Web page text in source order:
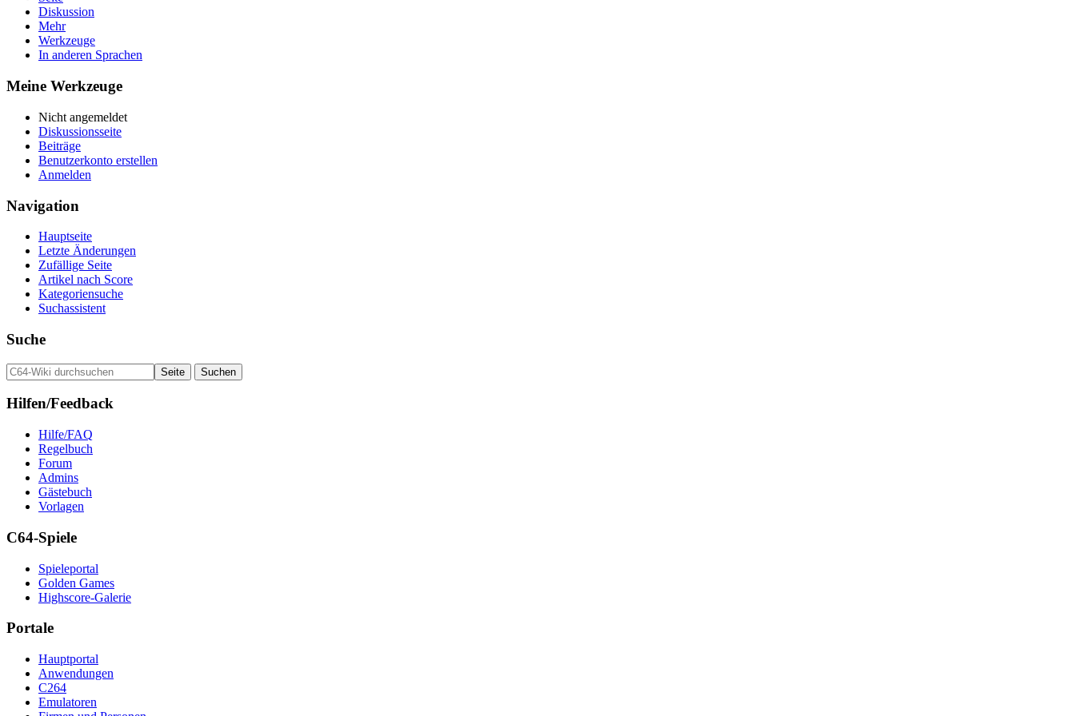
Diskussion
Mehr
Werkzeuge
In anderen Sprachen
Meine Werkzeuge
Nicht angemeldet
Diskussionsseite
Beiträge
Benutzerkonto erstellen
Anmelden
Navigation
Hauptseite
Letzte Änderungen
Zufällige Seite
Artikel nach Score
Kategoriensuche
Suchassistent
Suche
Hilfen/Feedback
Hilfe/FAQ
Regelbuch
Forum
Admins
Gästebuch
Vorlagen
C64-Spiele
Spieleportal
Golden Games
Highscore-Galerie
Portale
Hauptportal
Anwendungen
C264
Emulatoren